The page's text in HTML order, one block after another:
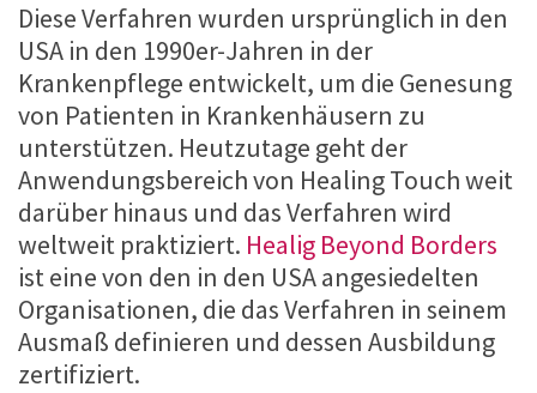
Diese Verfahren wurden ursprünglich in den
USA in den 1990er-Jahren in der
Krankenpflege entwickelt, um die Genesung
von Patienten in Krankenhäusern zu
unterstützen. Heutzutage geht der
Anwendungsbereich von Healing Touch weit
darüber hinaus und das Verfahren wird
weltweit praktiziert. Healig Beyond Borders
ist eine von den in den USA angesiedelten
Organisationen, die das Verfahren in seinem
Ausmaß definieren und dessen Ausbildung
zertifiziert.